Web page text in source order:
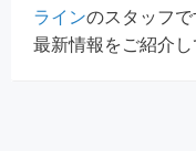
ラインのスタッフ
最新情報をご紹介し